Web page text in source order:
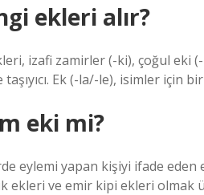
ekleri alır?
izafi zamirler (-ki), çoğul eki
Ek (-la/-le), isimler için
eki mi?
eylemi yapan kişiyi ifade
ekleri ve emir kipi ekleri olmak